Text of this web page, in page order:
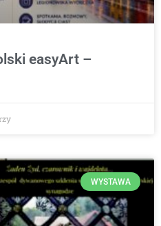
easyArt –
WYSTAWA